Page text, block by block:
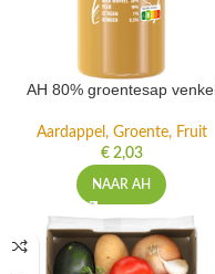
AH 80% groentesap
Aardappel, Groente, Fruit
€2,03
NAAR AH